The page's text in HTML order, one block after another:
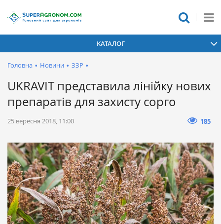
КАТАЛОГ
Головна • Новини • ЗЗР •
UKRAVIT представила лінійку нових
препаратів для захисту сорго
25 вересня 2018, 11:00 185